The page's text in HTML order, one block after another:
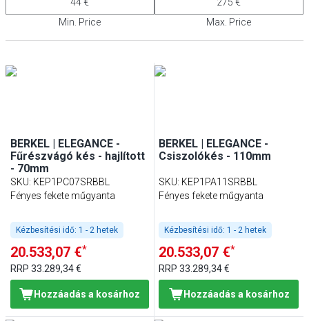
Min. Price Max. Price
BERKEL | ELEGANCE -
Fűrészvágó kés - hajlított
- 70mm
SKU: KEP1PC07SRBBL
Fényes fekete műgyanta
Kézbesítési idő: 1 - 2 hetek
20.533,07 €*
RRP 33.289,34 €
Hozzáadás a kosárhoz
BERKEL | ELEGANCE -
Csiszolókés - 110mm
SKU: KEP1PA11SRBBL
Fényes fekete műgyanta
Kézbesítési idő: 1 - 2 hetek
20.533,07 €*
RRP33.289,34 €
Hozzáadás a kosárhoz